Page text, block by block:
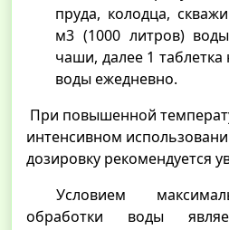
пруда, колодца,
м3 (1000 литров)
чаши, далее 1
воды ежедневно.
При повышенной
интенсивном
дозировку рекомендуется
Условием
обработки воды